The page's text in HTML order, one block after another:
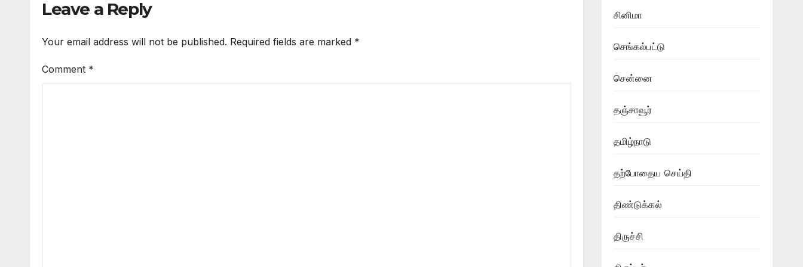
Leave a Reply
Your email address will not be published. Required fields are marked *
Comment *
சினிமா
செங்கல்பட்டு
சென்னை
தஞ்சாவூர்
தமிழ்நாடு
தற்போதைய செய்தி
திண்டுக்கல்
திருச்சி